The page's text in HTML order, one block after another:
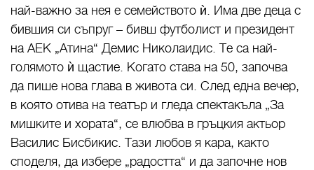
най-важно за нея е семейството ѝ. Има две деца с
бившия си съпруг – бивш футболист и президент
на АЕК „Атина“ Демис Николаидис. Те са най-
голямото ѝ щастие. Когато става на 50, започва
да пише нова глава в живота си. След една вечер,
в която отива на театър и гледа спектакъла „За
мишките и хората“, се влюбва в гръцкия актьор
Василис Бисбикис. Тази любов я кара, както
споделя, да избере „радостта“ и да започне нов